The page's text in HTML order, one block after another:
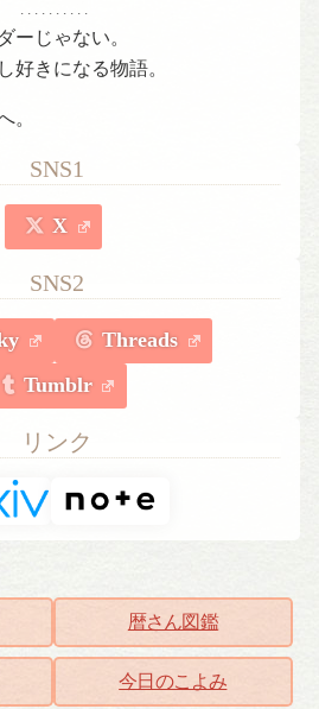
. . . . . . . . . .
ーじゃない。
好きになる物語。
。
SNS1
X
SNS2
Threads
Tumblr
リンク
暦さん図鑑
今日のこよみ